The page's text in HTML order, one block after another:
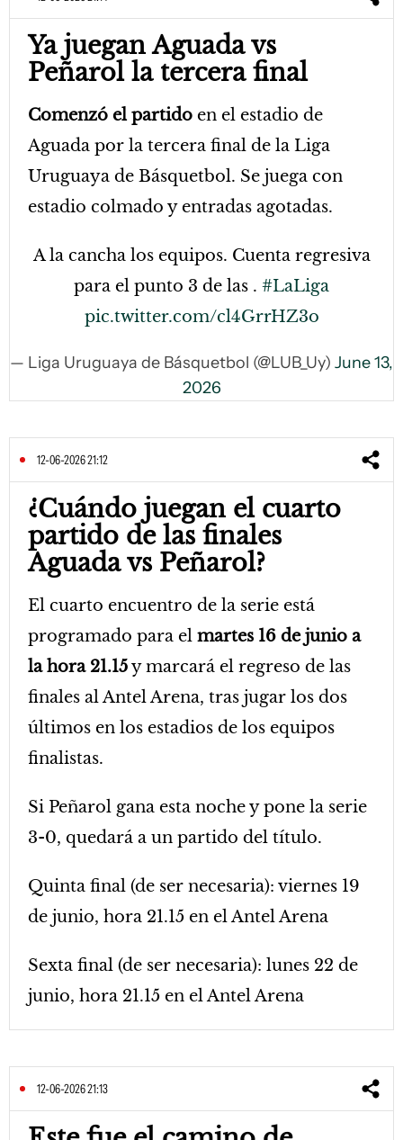
Ya juegan Aguada vs
Peñarol la tercera final
Comenzó el partido en el estadio de
Aguada por la tercera final de la Liga
Uruguaya de Básquetbol. Se juega con
estadio colmado y entradas agotadas.
A la cancha los equipos. Cuenta regresiva
para el punto 3 de las . #LaLiga
pic.twitter.com/cl4GrrHZ3o
— Liga Uruguaya de Básquetbol (@LUB_Uy) June 13,
2026
12-06-2026 21:12
¿Cuándo juegan el cuarto
partido de las finales
Aguada vs Peñarol?
El cuarto encuentro de la serie está
programado para el martes 16 de junio a
la hora 21.15y marcará el regreso de las
finales al Antel Arena, tras jugar los dos
últimos en los estadios de los equipos
finalistas.
Si Peñarol gana esta noche y pone la serie
3-0, quedará a un partido del título.
Quinta final (de ser necesaria): viernes 19
de junio, hora 21.15 en el Antel Arena
Sexta final (de ser necesaria): lunes 22 de
junio, hora 21.15 en el Antel Arena
12-06-2026 21:13